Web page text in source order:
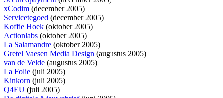
xCodim (december 2005)
Servicetegoed (december 2005)
Koffie Hoek (oktober 2005)
Actionlabs (oktober 2005)
La Salamandre (oktober 2005)
Gretel Vaesen Media Design (augustus 2005)
van de Velde (augustus 2005)
La Folie (juli 2005)
Kinkorn (juli 2005)
Q4EU (juli 2005)